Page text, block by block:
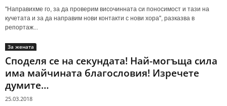
''Направихме го, за да проверим височинната си поносимост и тази на
кучетата и за да направим нови контакти с нови хора'', разказва в
репортаж...
За жената
Споделя се на секундата! Най-могъща сила
има майчината благословия! Изречете
думите…
25.03.2018